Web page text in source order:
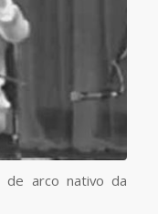
de arco nativo da